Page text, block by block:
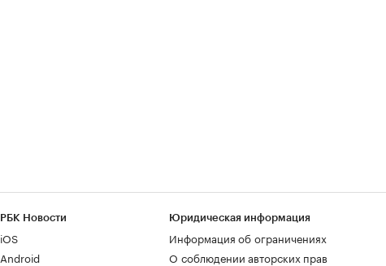
РБК Новости
iOS
Android
Юридическая информация
Информация об ограничениях
О соблюдении авторских прав